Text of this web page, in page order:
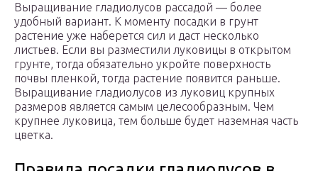
Выращивание гладиолусов рассадой — более
удобный вариант. К моменту посадки в грунт
растение уже наберется сил и даст несколько
листьев. Если вы разместили луковицы в открытом
грунте, тогда обязательно укройте поверхность
почвы пленкой, тогда растение появится раньше.
Выращивание гладиолусов из луковиц крупных
размеров является самым целесообразным. Чем
крупнее луковица, тем больше будет наземная часть
цветка.